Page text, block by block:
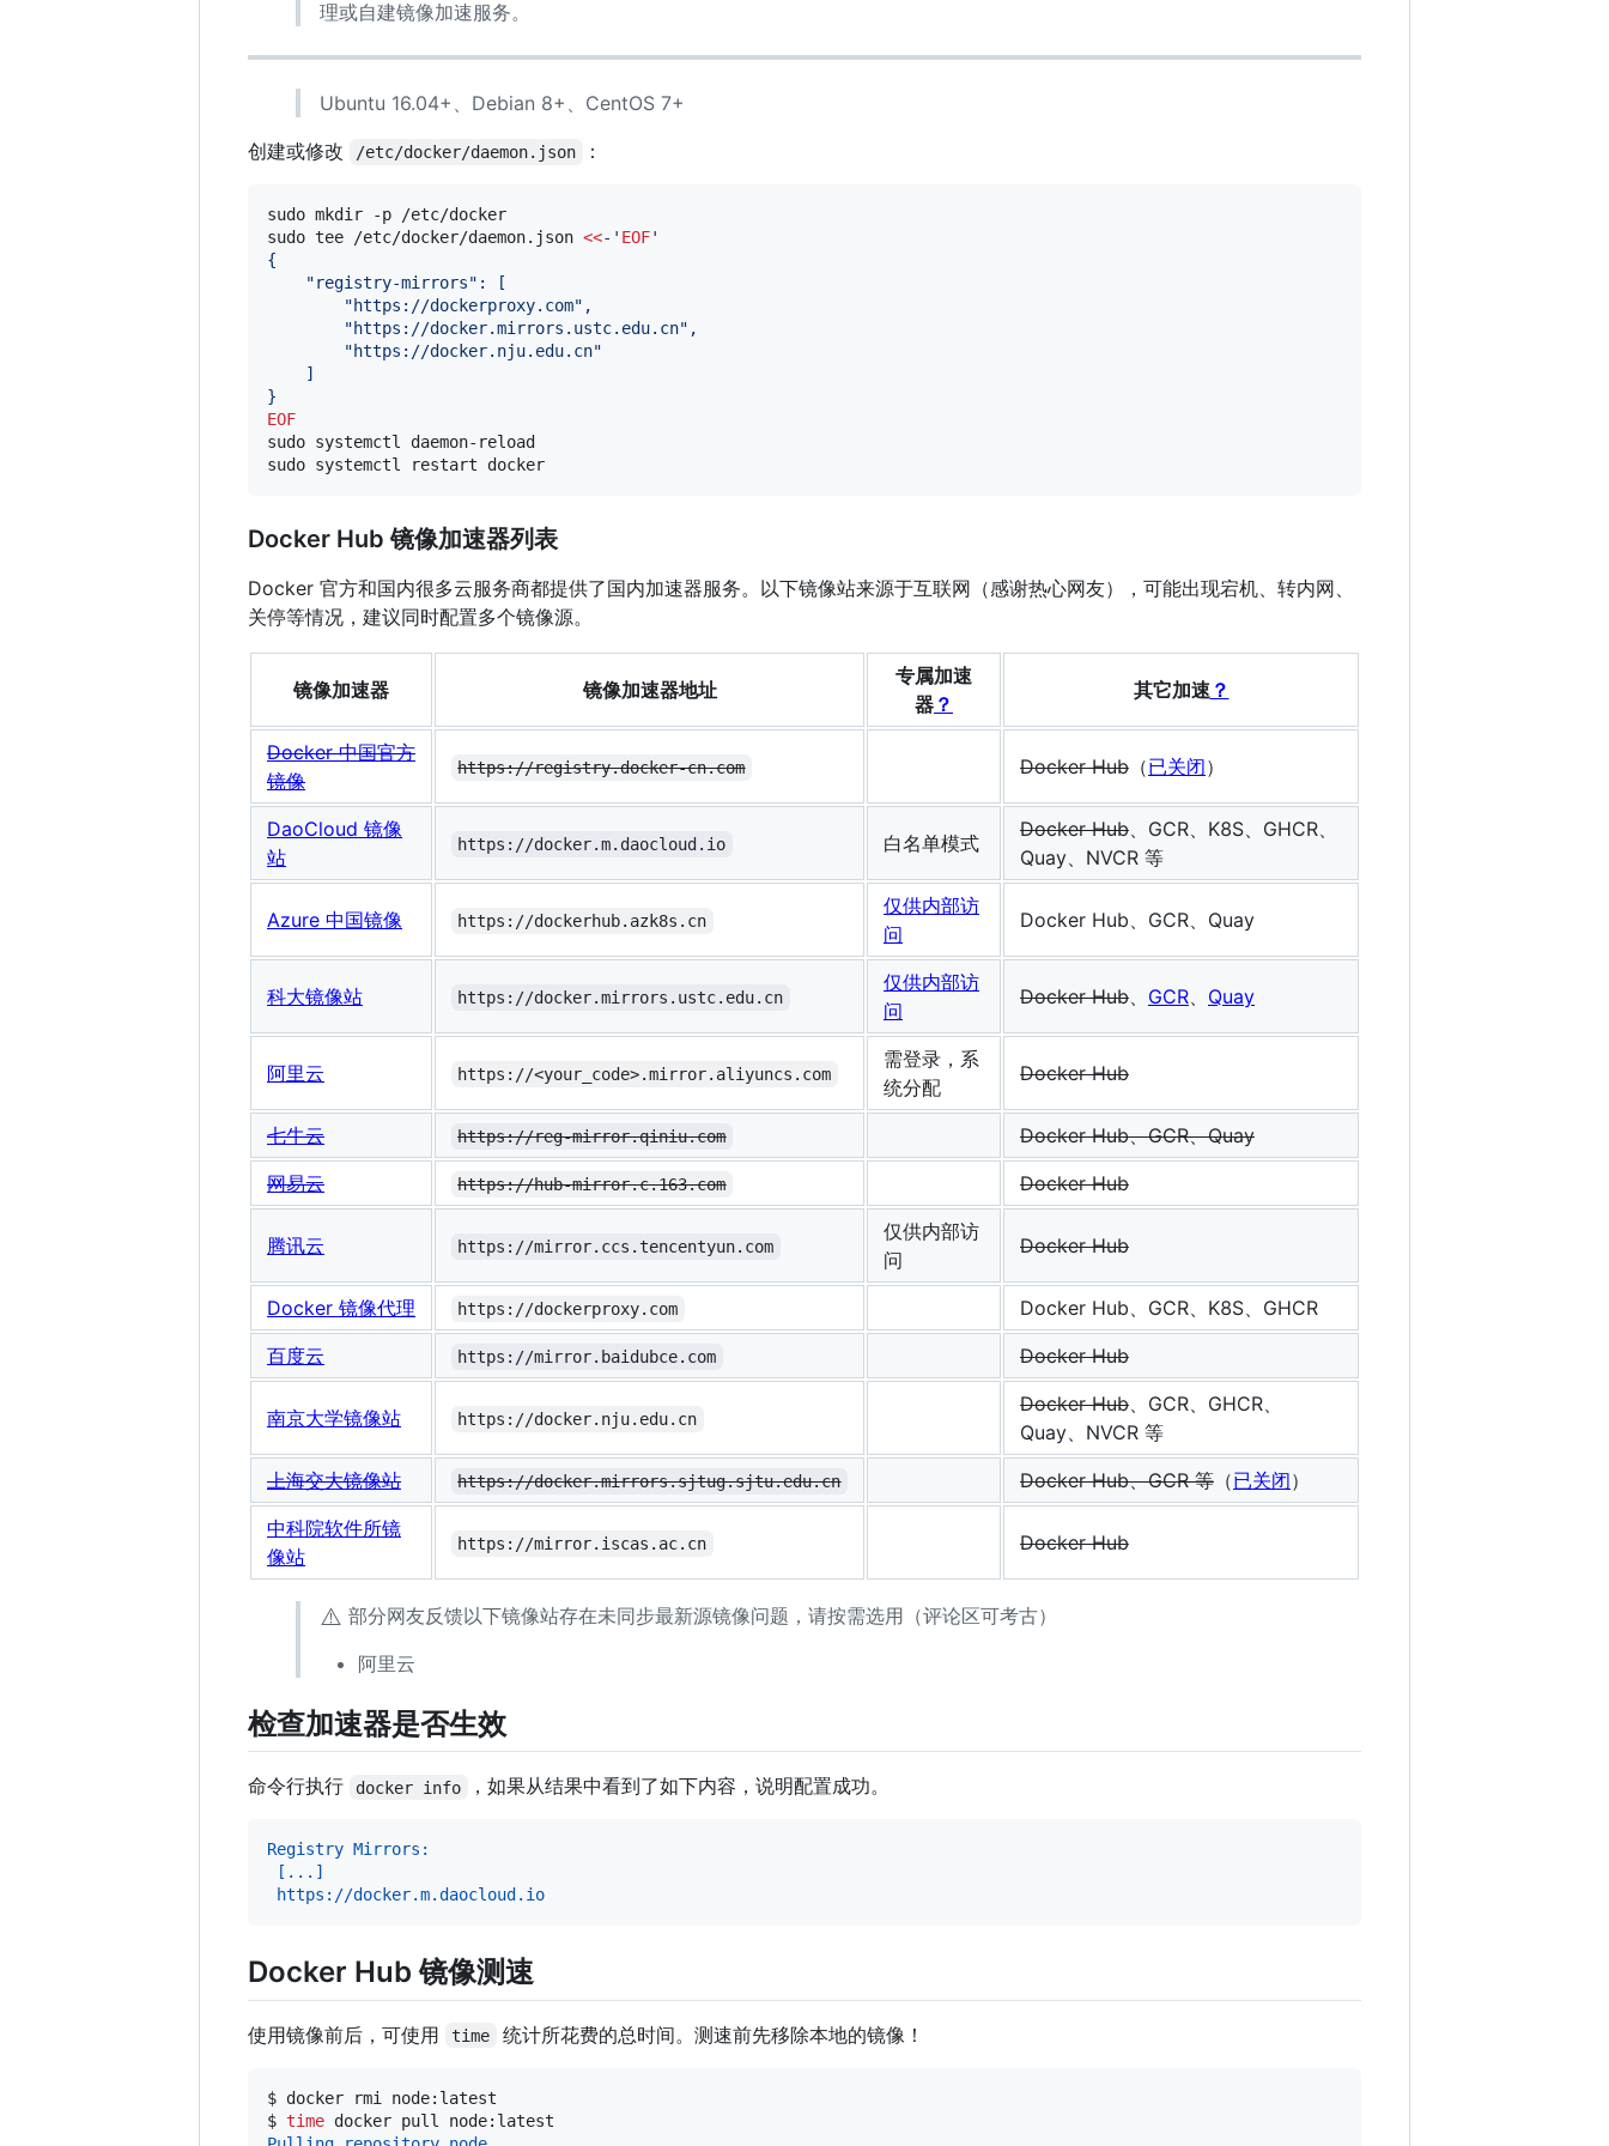
理或自建镜像加速服务。
Ubuntu 16.04+、Debian 8+、CentOS 7+
创建或修改
/etc/docker/daemon.json ：
sudo mkdir -p /etc/docker
sudo tee /etc/docker/daemon.json <<-' EOF'
{
    "registry-mirrors": [
        "https://dockerproxy.com",
        "https://docker.mirrors.ustc.edu.cn",
        "https://docker.nju.edu.cn"
    ]
}
EOF
sudo systemctl daemon-reload
sudo systemctl restart docker
Docker Hub 镜像加速器列表
Docker 官方和国内很多云服务商都提供了国内加速器服务。以下镜像站来源于互联网（感谢热心网友），可能出现宕机、转内网、
关停等情况，建议同时配置多个镜像源。
镜像加速器 镜像加速器地址
专属加速
器 ？
其它加速？
Docker 中国官方
镜像
https://registry.docker-cn.com Docker Hub （已关闭）
DaoCloud 镜像
站
https://docker.m.daocloud.io 白名单模式
Docker Hub、GCR、K8S、GHCR、
Quay、NVCR 等
Azure 中国镜像 https://dockerhub.azk8s.cn
仅供内部访
问
Docker Hub、GCR、Quay
科大镜像站 https://docker.mirrors.ustc.edu.cn
仅供内部访
问
Docker Hub、 GCR、 Quay
阿里云 https://<your_code>.mirror.aliyuncs.com
需登录，系
统分配
Docker Hub
七牛云 https://reg-mirror.qiniu.com
Docker Hub、GCR、Quay
网易云
https://hub-mirror.c.163.com Docker Hub
腾讯云 https://mirror.ccs.tencentyun.com
仅供内部访
问
Docker Hub
Docker 镜像代理 https://dockerproxy.com
Docker Hub、GCR、K8S、GHCR
百度云
https://mirror.baidubce.com Docker Hub
南京大学镜像站 https://docker.nju.edu.cn
Docker Hub、GCR、GHCR、
Quay、NVCR 等
上海交大镜像站
https://docker.mirrors.sjtug.sjtu.edu.cn Docker Hub、GCR 等 （已关闭）
中科院软件所镜
像站
https://mirror.iscas.ac.cn Docker Hub
⚠️ 部分网友反馈以下镜像站存在未同步最新源镜像问题，请按需选用（评论区可考古）
阿里云
检查加速器是否生效
命令行执行 docker info ，如果从结果中看到了如下内容，说明配置成功。
Registry Mirrors:
[...]
https://docker.m.daocloud.io
Docker Hub 镜像测速
使用镜像前后，可使用 time 统计所花费的总时间。测速前先移除本地的镜像！
$ docker rmi node:latest
$ time docker pull node:latest